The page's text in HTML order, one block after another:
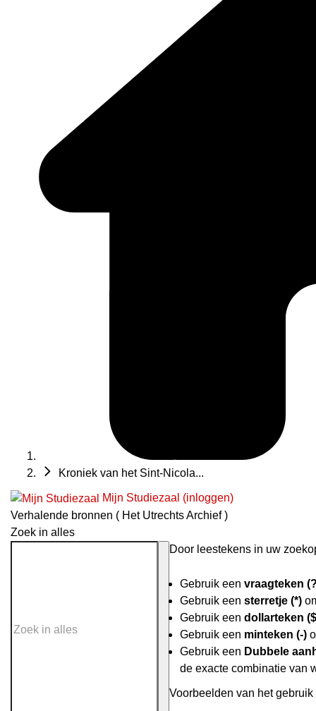
Kroniek van het Sint-Nicola...
Mijn Studiezaal (inloggen)
Verhalende bronnen ( Het Utrechts Archief )
Zoek in alles
Door leestekens in uw
Gebruik een vraagteken
Gebruik een sterretje (*)
Gebruik een dollarteken
Gebruik een minteken (-)
Gebruik een Dubbele
de exacte combinatie van
Voorbeelden van het